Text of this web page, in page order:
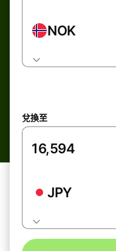
NOK
兌換至
JPY